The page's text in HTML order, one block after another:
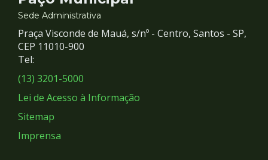
e
Redes
Sociais
Sede Administrativa
Praça Visconde de Mauá, s/nº - Centro, Santos - SP,
CEP 11010-900
Tel:
(13) 3201-5000
Lei de Acesso à Informação
Sitemap
Imprensa